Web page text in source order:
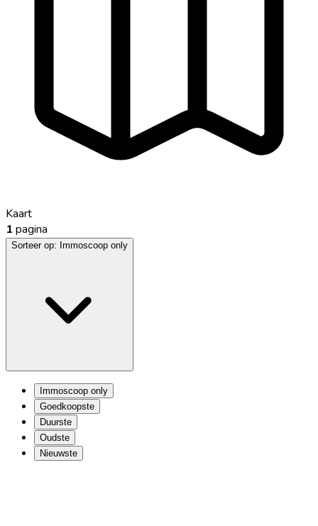
Kaart
1 pagina
Sorteer op: Immoscoop only
Immoscoop only
Goedkoopste
Duurste
Oudste
Nieuwste